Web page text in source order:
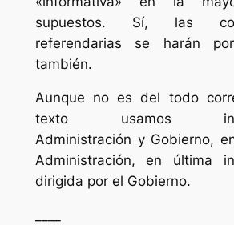
supuestos. Sí, las
referendarias se harán
también.
Aunque no es del todo
texto usamos
Administración y Gobierno,
Administración, en última
dirigida por el Gobierno.